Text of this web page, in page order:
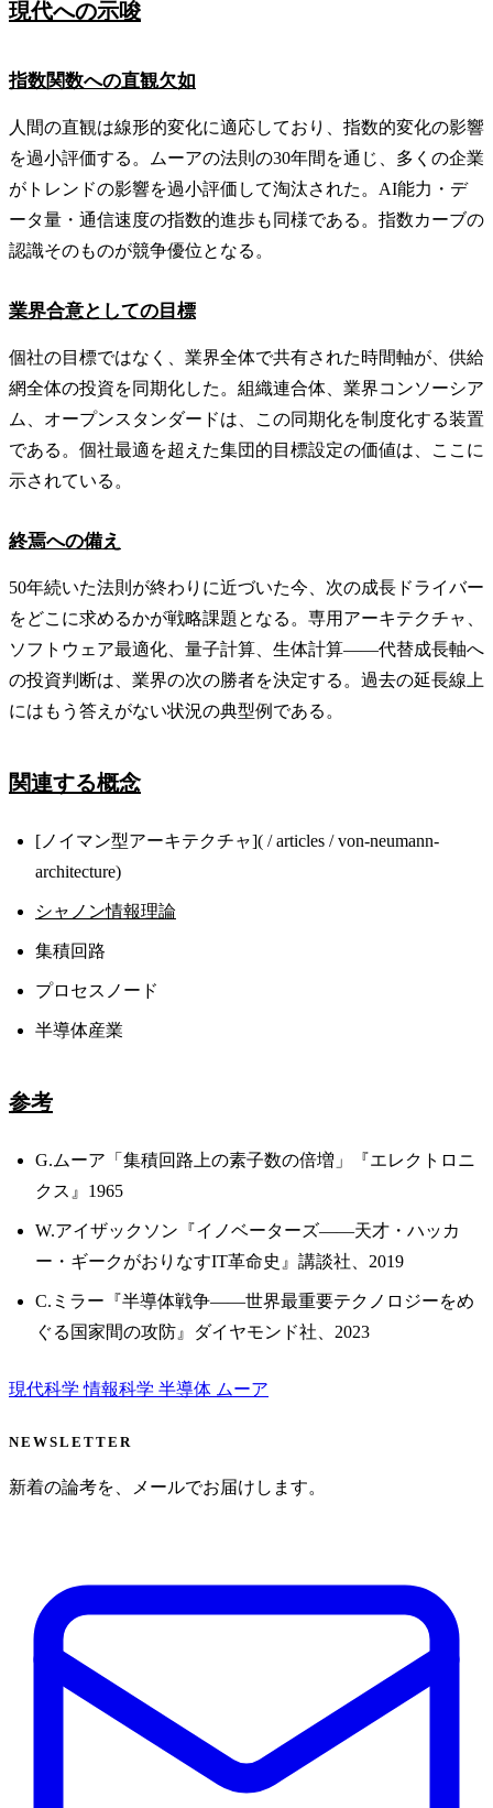
現代への示唆
指数関数への直観欠如
人間の直観は線形的変化に適応しており、指数的変化の影響
を過小評価する。ムーアの法則の30年間を通じ、多くの企業
がトレンドの影響を過小評価して淘汰された。AI能力・デ
ータ量・通信速度の指数的進歩も同様である。指数カーブの
認識そのものが競争優位となる。
業界合意としての目標
個社の目標ではなく、業界全体で共有された時間軸が、供給
網全体の投資を同期化した。組織連合体、業界コンソーシア
ム、オープンスタンダードは、この同期化を制度化する装置
である。個社最適を超えた集団的目標設定の価値は、ここに
示されている。
終焉への備え
50年続いた法則が終わりに近づいた今、次の成長ドライバー
をどこに求めるかが戦略課題となる。専用アーキテクチャ、
ソフトウェア最適化、量子計算、生体計算——代替成長軸へ
の投資判断は、業界の次の勝者を決定する。過去の延長線上
にはもう答えがない状況の典型例である。
関連する概念
[ノイマン型アーキテクチャ]( / articles / von-neumann-
architecture)
シャノン情報理論
集積回路
プロセスノード
半導体産業
参考
G.ムーア「集積回路上の素子数の倍増」『エレクトロニ
クス』1965
W.アイザックソン『イノベーターズ——天才・ハッカ
ー・ギークがおりなすIT革命史』講談社、2019
C.ミラー『半導体戦争——世界最重要テクノロジーをめ
ぐる国家間の攻防』ダイヤモンド社、2023
現代科学情報科学 半導体 ムーア
NEWSLETTER
新着の論考を、メールでお届けします。